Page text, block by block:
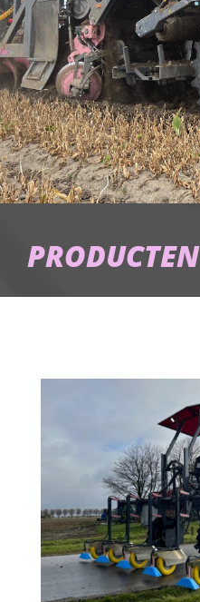
PRODUCTEN